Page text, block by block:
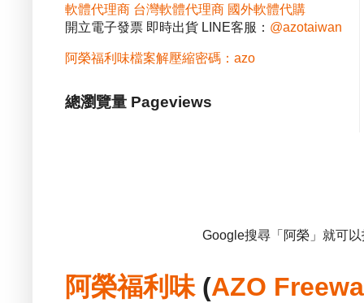
軟體代理商 台灣軟體代理商 國外軟體代購
開立電子發票 即時出貨 LINE客服： @azotaiwan
阿榮福利味檔案解壓縮密碼：azo
總瀏覽量 Pageviews
Google搜尋「阿榮」就可
阿榮福利味(AZO